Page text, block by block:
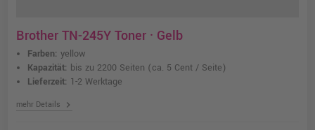
Brother TN-245Y Toner · Gelb
Farben: yellow
Kapazität: bis zu 2200 Seiten (ca. 5 Cent / Seite)
Lieferzeit: 1-2 Werktage
mehr Details chevron_right